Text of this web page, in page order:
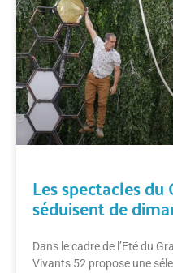
Les spectacles du
séduisent de
Dans le cadre de l’Eté du
Vivants 52 propose une